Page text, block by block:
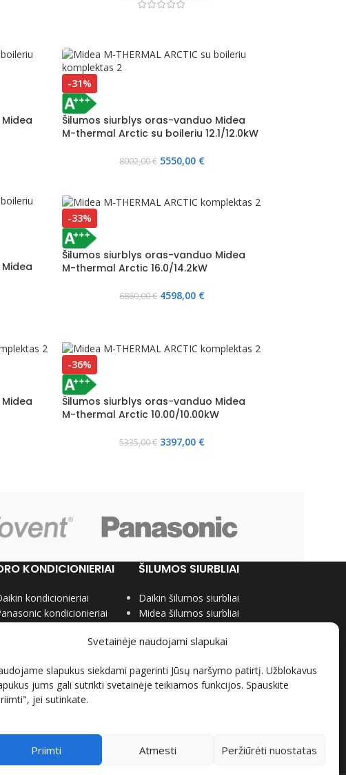
Svetainėje naudojami slapukai
slapukus siekdami pagerinti Jūsų naršymo patirtį. Užblokavus
jums gali sutrikti svetainėje teikiamos funkcijos. Spauskite
jei sutinkate.
Priimti Atmesti Peržiūrėti nuostatas
-31%
Šilumos siurblys oras-vanduo Midea
M-thermal Arctic su boileriu 12.1/12.0kW
8002,00€ 5550,00 €
-33%
Šilumos siurblys oras-vanduo Midea
M-thermal Arctic 16.0/14.2kW
6860,00€ 4598,00 €
-36%
Šilumos siurblys oras-vanduo Midea
M-thermal Arctic 10.00/10.00kW
5335,00€ 3397,00 €
KONDICIONIERIAI
kondicionieriai
kondicionieriai
Samsung kondicionieriai
kondicionieriai
kondicionieriai
ŠILUMOS SIURBLIAI
Daikin šilumos siurbliai
Midea šilumos siurbliai
Gree šilumos siurbliai